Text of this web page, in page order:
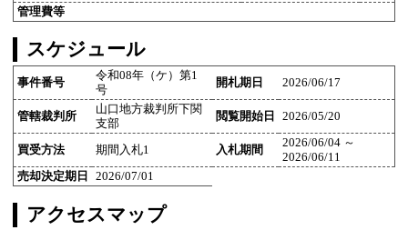
管理費等
スケジュール
事件番号
令和08年（ケ）第1
号
開札期日 2026/06/17
管轄裁判所
山口地方裁判所下関
支部
閲覧開始日 2026/05/20
買受方法 期間入札1 入札期間
2026/06/04 ～
2026/06/11
売却決定期日
2026/07/01
アクセスマップ